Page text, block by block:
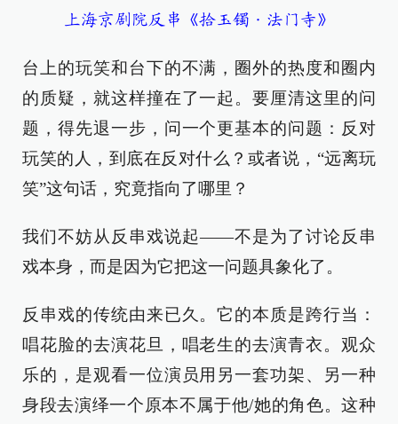
上海京剧院反串《拾玉镯·法门寺》
台上的玩笑和台下的不满，圈外的热度和圈内
的质疑，就这样撞在了一起。要厘清这里的问
题，得先退一步，问一个更基本的问题：反对
玩笑的人，到底在反对什么？或者说，“远离玩
笑”这句话，究竟指向了哪里？
我们不妨从反串戏说起——不是为了讨论反串
戏本身，而是因为它把这一问题具象化了。
反串戏的传统由来已久。它的本质是跨行当：
唱花脸的去演花旦，唱老生的去演青衣。观众
乐的，是观看一位演员用另一套功架、另一种
身段去演绎一个原本不属于他/她的角色。这种